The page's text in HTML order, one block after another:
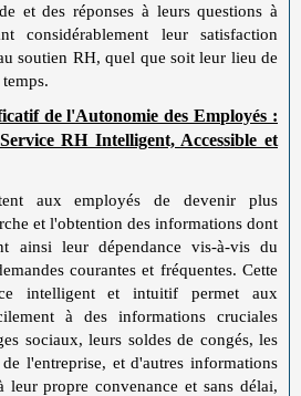
et des réponses à leurs questions à
considérablement leur satisfaction
soutien RH, quel que soit leur lieu de
de l'Autonomie des Employés :
RH Intelligent, Accessible et
aux employés de devenir plus
et l'obtention des informations dont
ainsi leur dépendance vis-à-vis du
courantes et fréquentes. Cette
intelligent et intuitif permet aux
à des informations cruciales
sociaux, leurs soldes de congés, les
l'entreprise, et d'autres informations
leur propre convenance et sans délai,